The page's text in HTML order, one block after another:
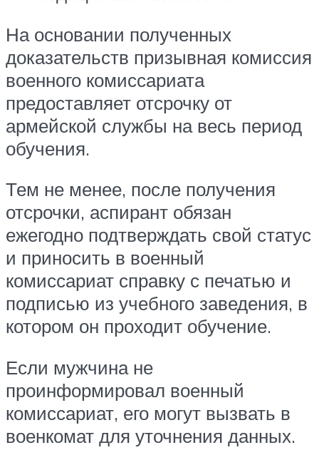
На основании полученных
доказательств призывная комиссия
военного комиссариата
предоставляет отсрочку от
армейской службы на весь период
обучения.
Тем не менее, после получения
отсрочки, аспирант обязан
ежегодно подтверждать свой статус
и приносить в военный
комиссариат справку с печатью и
подписью из учебного заведения, в
котором он проходит обучение.
Если мужчина не
проинформировал военный
комиссариат, его могут вызвать в
военкомат для уточнения данных.